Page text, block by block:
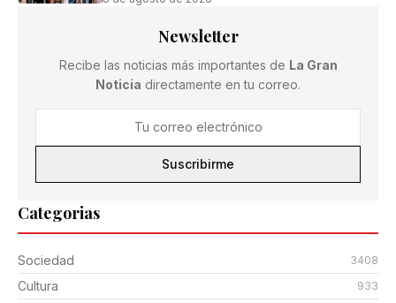
Categorias
Sociedad 3408
Cultura 933
Newsletter
Recibe las noticias más importantes de La Gran
Noticia directamente en tu correo.
Suscribirme